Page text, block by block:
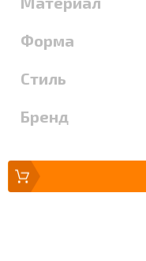
Форма
Стиль
Бренд